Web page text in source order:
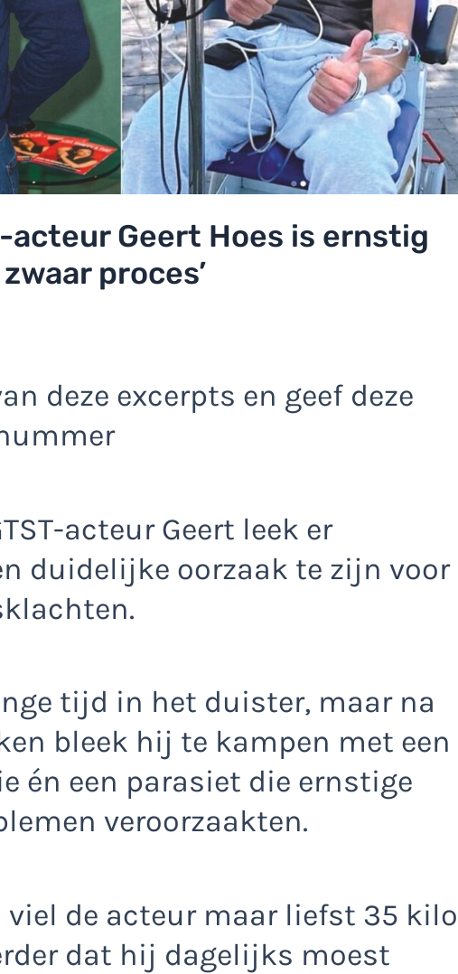
acteur Geert Hoes is ernstig
proces’
deze excerpts en geef deze
acteur Geert leek er
duidelijke oorzaak te zijn voor
tijd in het duister, maar na
bleek hij te kampen met een
én een parasiet die ernstige
veroorzaakten.
de acteur maar liefst 35 kilo
dat hij dagelijks moest